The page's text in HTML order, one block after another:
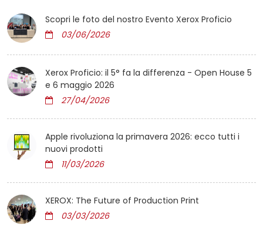
Scopri le foto del nostro Evento Xerox Proficio
03/06/2026
Xerox Proficio: il 5° fa la differenza - Open House 5
e 6 maggio 2026
27/04/2026
Apple rivoluziona la primavera 2026: ecco tutti i
nuovi prodotti
11/03/2026
XEROX: The Future of Production Print
03/03/2026